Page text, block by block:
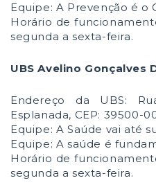
Equipe: A Prevenção é o
Horário de
segunda a sexta-feira.
UBS Avelino Gonçalves
Endereço da UBS:
Esplanada, CEP: 39500-
Equipe: A Saúde vai até
Equipe: A saúde é
Horário de
segunda a sexta-feira.